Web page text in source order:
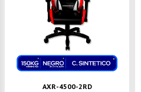
AXR-4500-2RD